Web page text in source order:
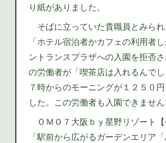
り紙がありました。
そばに立っていた貴職員とみられ
「ホテル宿泊者かカフェの利用者
ントランスプラザへの入園を拒否
の労働者が「喫茶店は入れるんで
７時からのモーニングが１２５０
した。この労働者も入園できません
ＯＭＯ７大阪ｂｙ星野リゾート【
「駅前から広がるガーデンエリア